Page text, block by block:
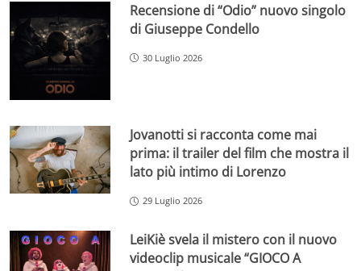
Recensione di “Odio” nuovo singolo
di Giuseppe Condello
30 Luglio 2026
Jovanotti si racconta come mai
prima: il trailer del film che mostra il
lato più intimo di Lorenzo
29 Luglio 2026
LeiKiè svela il mistero con il nuovo
videoclip musicale “GIOCO A